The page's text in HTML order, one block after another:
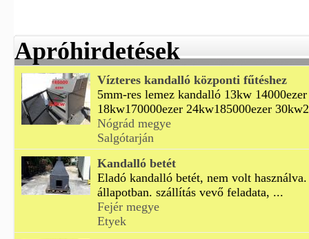
Apróhirdetések
Vízteres kandalló központi fűtéshez
5mm-res lemez kandalló 13kw
18kw170000ezer 24kw185000ezer
Nógrád megye
Salgótarján
Kandalló betét
Eladó kandalló betét, nem volt
állapotban. szállítás vevő feladata, ...
Fejér megye
Etyek